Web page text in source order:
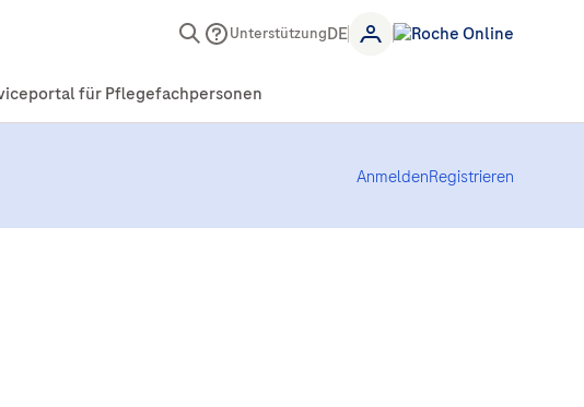
Unterstützung
AnmeldenRegistrieren